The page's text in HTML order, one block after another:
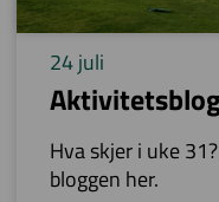
24 juli
Hva skjer i uke
bloggen her.